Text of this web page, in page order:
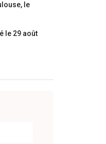
le
le 29 août